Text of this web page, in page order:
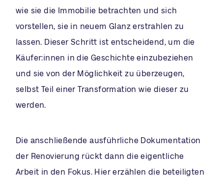
wie sie die Immobilie betrachten und sich
vorstellen, sie in neuem Glanz erstrahlen zu
lassen. Dieser Schritt ist entscheidend, um die
Käufer:innen in die Geschichte einzubeziehen
und sie von der Möglichkeit zu überzeugen,
selbst Teil einer Transformation wie dieser zu
werden.
Die anschließende ausführliche Dokumentation
der Renovierung rückt dann die eigentliche
Arbeit in den Fokus. Hier erzählen die beteiligten